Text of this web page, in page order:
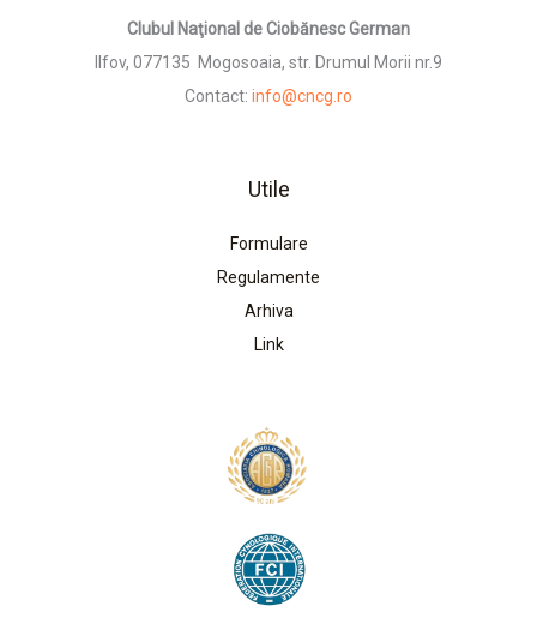
Clubul Naţional de Ciobănesc German
Ilfov, 077135 Mogosoaia, str. Drumul Morii nr.9
Contact: info@cncg.ro
Utile
Formulare
Regulamente
Arhiva
Link